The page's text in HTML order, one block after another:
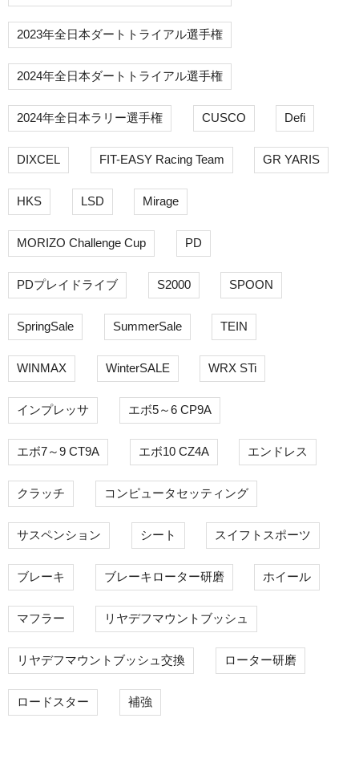
2023年全日本ダートトライアル選手権
2024年全日本ダートトライアル選手権
2024年全日本ラリー選手権 CUSCO Defi
DIXCEL FIT-EASY Racing Team GR YARIS
HKS LSD Mirage
MORIZO Challenge Cup PD
PDプレイドライブ S2000 SPOON
SpringSale SummerSale TEIN
WINMAX WinterSALE WRX STi
インプレッサ エボ5～6 CP9A
エボ7～9 CT9A エボ10 CZ4A エンドレス
クラッチ コンピュータセッティング
サスペンション シート スイフトスポーツ
ブレーキ ブレーキローター研磨 ホイール
マフラー リヤデフマウントブッシュ
リヤデフマウントブッシュ交換 ローター研磨
ロードスター 補強